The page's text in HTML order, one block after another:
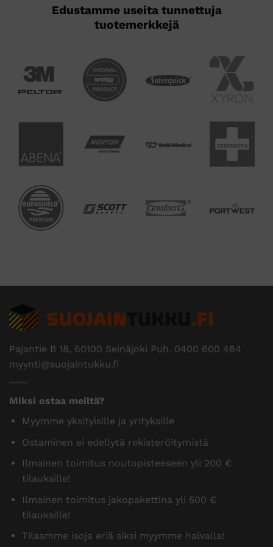
Edustamme useita tunnettuja
tuotemerkkejä
Pajantie B 18, 60100 Seinäjoki Puh. 0400 600 484
myynti@suojaintukku.fi
Miksi ostaa meiltä?
Myymme yksityisille ja yrityksille
Ostaminen ei edellytä rekisteröitymistä
Ilmainen toimitus noutopisteeseen yli 200 €
tilauksille!
Ilmainen toimitus jakopakettina yli 500 €
tilauksille!
Tilaamme isoja eriä siksi myymme halvalla!